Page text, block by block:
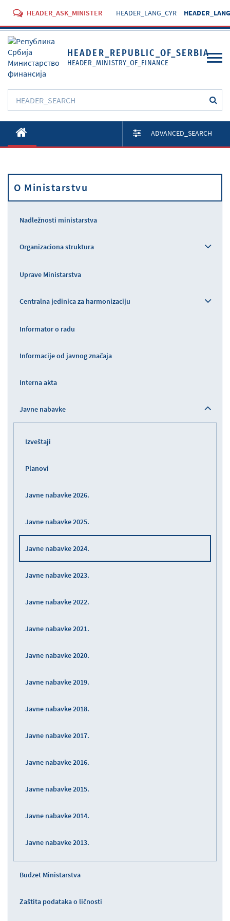
HEADER_ASK_MINISTER HEADER_LANG_CYR
HEADER_REPUBLIC_OF_SERBIA
HEADER_MINISTRY_OF_FINANCE
O Ministarstvu
Aktivnosti
Propisi
ADVANCED_SEARCH
O Ministarstvu
Nadležnosti ministarstva
Organizaciona struktura
Uprave Ministarstva
Centralna jedinica za harmonizaciju
Informator o radu
Informacije od javnog značaja
Interna akta
Javne nabavke
Izveštaji
Planovi
Javne nabavke 2026.
Javne nabavke 2025.
Javne nabavke 2024.
Javne nabavke 2023.
Javne nabavke 2022.
Javne nabavke 2021.
Javne nabavke 2020.
Javne nabavke 2019.
Javne nabavke 2018.
Javne nabavke 2017.
Javne nabavke 2016.
Javne nabavke 2015.
Javne nabavke 2014.
Javne nabavke 2013.
Budzet Ministarstva
Zaštita podataka o ličnosti